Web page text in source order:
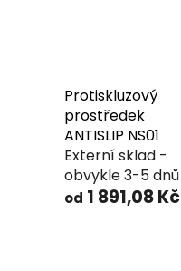
Protiskluzový
prostředek
ANTISLIP NS01
Externí sklad -
obvykle 3-5 dnů
od 1 891,08 Kč